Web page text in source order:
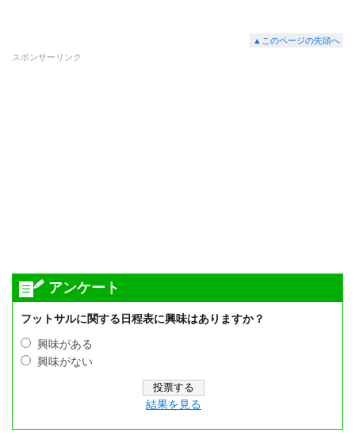
▲このページの先頭へ
スポンサーリンク
アンケート
フットサルに関する日程表に興味はありますか？
興味がある
興味がない
結果を見る